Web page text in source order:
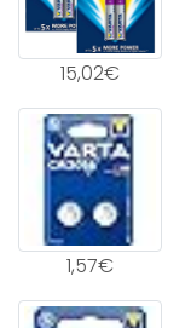
15,02€
1,57€